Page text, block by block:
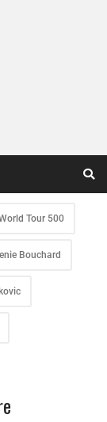
Tour 500
Bouchard